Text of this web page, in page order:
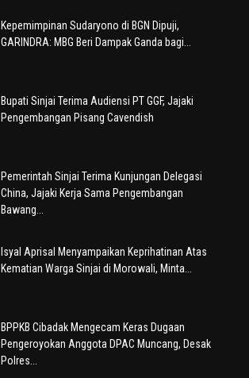
Kepemimpinan Sudaryono di BGN Dipuji,
GARINDRA: MBG Beri Dampak Ganda bagi...
Bupati Sinjai Terima Audiensi PT GGF, Jajaki
Pengembangan Pisang Cavendish
Pemerintah Sinjai Terima Kunjungan Delegasi
China, Jajaki Kerja Sama Pengembangan
Bawang...
Isyal Aprisal Menyampaikan Keprihatinan Atas
Kematian Warga Sinjai di Morowali, Minta...
BPPKB Cibadak Mengecam Keras Dugaan
Pengeroyokan Anggota DPAC Muncang, Desak
Polres...